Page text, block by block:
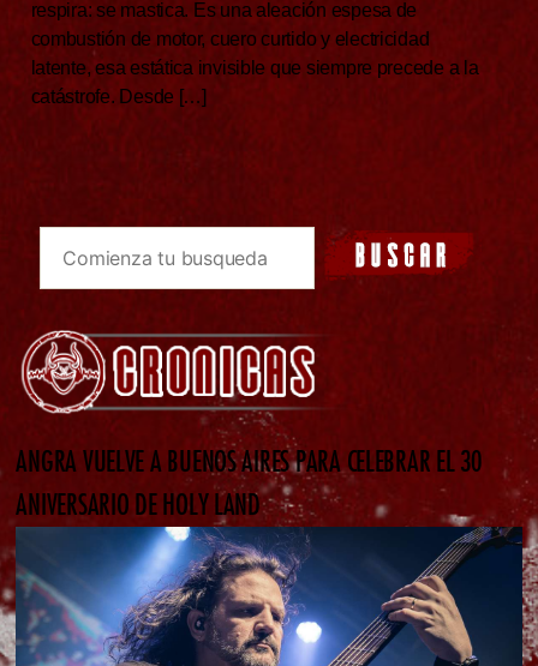
respira: se mastica. Es una aleación espesa de
combustión de motor, cuero curtido y electricidad
latente, esa estática invisible que siempre precede a la
catástrofe. Desde […]
ANGRA VUELVE A BUENOS AIRES PARA CELEBRAR EL 30
ANIVERSARIO DE HOLY LAND